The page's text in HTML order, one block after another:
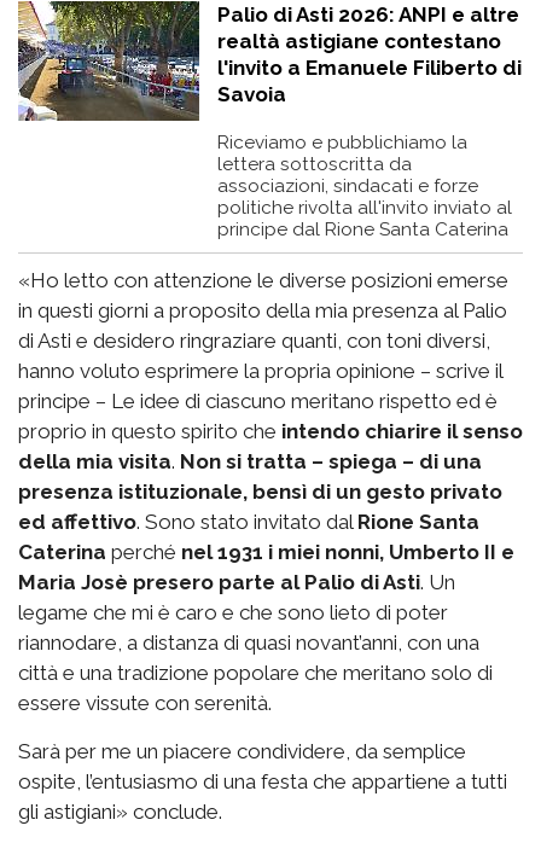
Palio di Asti 2026: ANPI e altre
realtà astigiane contestano
l'invito a Emanuele Filiberto di
Savoia
Riceviamo e pubblichiamo la
lettera sottoscritta da
associazioni, sindacati e forze
politiche rivolta all'invito inviato al
principe dal Rione Santa Caterina
«Ho letto con attenzione le diverse posizioni emerse
in questi giorni a proposito della mia presenza al Palio
di Asti e desidero ringraziare quanti, con toni diversi,
hanno voluto esprimere la propria opinione – scrive il
principe – Le idee di ciascuno meritano rispetto ed è
proprio in questo spirito che intendo chiarire il senso
della mia visita. Non si tratta – spiega – di una
presenza istituzionale, bensì di un gesto privato
ed affettivo. Sono stato invitato dal Rione Santa
Caterina perché nel 1931 i miei nonni, Umberto II e
Maria Josè presero parte al Palio di Asti. Un
legame che mi è caro e che sono lieto di poter
riannodare, a distanza di quasi novant’anni, con una
città e una tradizione popolare che meritano solo di
essere vissute con serenità.
Sarà per me un piacere condividere, da semplice
ospite, l’entusiasmo di una festa che appartiene a tutti
gli astigiani» conclude.